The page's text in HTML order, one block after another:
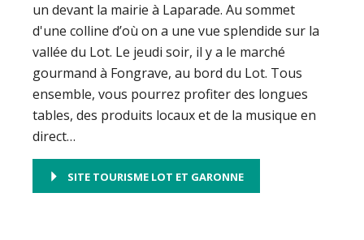
un devant la mairie à Laparade. Au sommet
d'une colline d’où on a une vue splendide sur la
vallée du Lot. Le jeudi soir, il y a le marché
gourmand à Fongrave, au bord du Lot. Tous
ensemble, vous pourrez profiter des longues
tables, des produits locaux et de la musique en
direct…
SITE TOURISME LOT ET GARONNE